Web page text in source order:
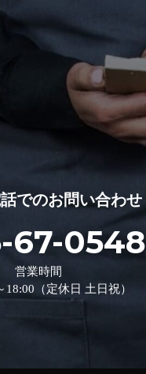
でのお問い合わせ
67-0548
営業時間
18:00（定休日 土日祝）